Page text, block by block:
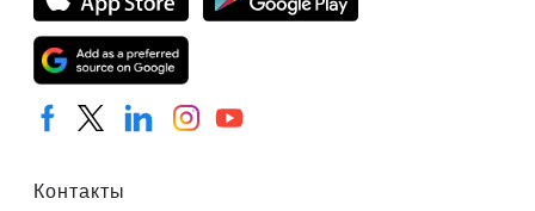
Контакты